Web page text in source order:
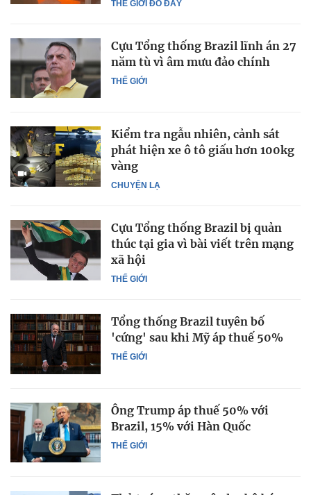
THẾ GIỚI ĐÓ ĐÂY
THẾ GIỚI
Cựu Tổng thống Brazil lĩnh án 27
năm tù vì âm mưu đảo chính
CHUYỆN LẠ
Kiểm tra ngẫu nhiên, cảnh sát
phát hiện xe ô tô giấu hơn 100kg
vàng
THẾ GIỚI
Cựu Tổng thống Brazil bị quản
thúc tại gia vì bài viết trên mạng
xã hội
THẾ GIỚI
Tổng thống Brazil tuyên bố
'cứng' sau khi Mỹ áp thuế 50%
THẾ GIỚI
Ông Trump áp thuế 50% với
Brazil, 15% với Hàn Quốc